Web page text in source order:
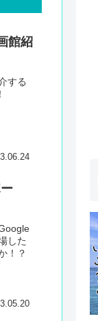
館紹
する
した
！？